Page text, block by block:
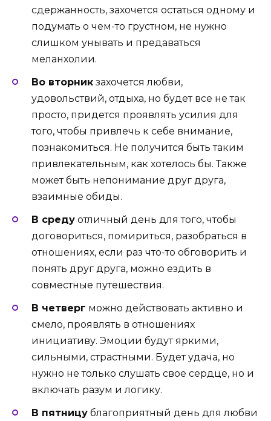
сдержанность, захочется остаться одному и
подумать о чем-то грустном, не нужно
слишком унывать и предаваться
меланхолии.
Во вторник захочется любви,
удовольствий, отдыха, но будет все не так
просто, придется проявлять усилия для
того, чтобы привлечь к себе внимание,
познакомиться. Не получится быть таким
привлекательным, как хотелось бы. Также
может быть непонимание друг друга,
взаимные обиды.
В среду отличный день для того, чтобы
договориться, помириться, разобраться в
отношениях, если раз что-то обговорить и
понять друг друга, можно ездить в
совместные путешествия.
В четверг можно действовать активно и
смело, проявлять в отношениях
инициативу. Эмоции будут яркими,
сильными, страстными. Будет удача, но
нужно не только слушать свое сердце, но и
включать разум и логику.
В пятницу благоприятный день для любви